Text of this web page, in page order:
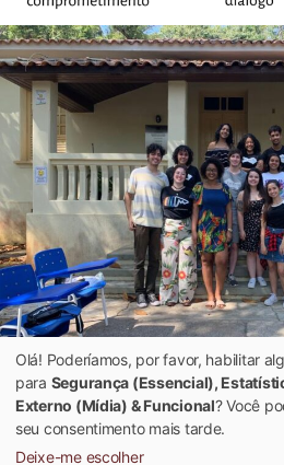
Membros Em Rede Núcleo
Olá! Poderíamos, por favor, habilitar
para Segurança (Essencial),
Externo (Mídia) & Funcional? Você
seu consentimento mais tarde.
Deixe-me escolher